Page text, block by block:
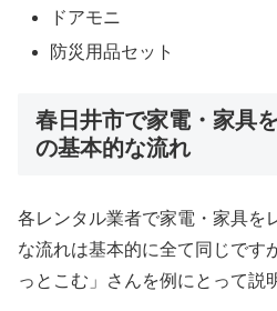
ドアモニ
防災用品セット
春日井市で家電・家具
の基本的な流れ
各レンタル業者で家電・家具を
な流れは基本的に全て同じです
っとこむ」さんを例にとって説